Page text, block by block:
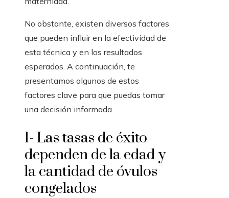
No obstante, existen diversos factores
que pueden influir en la efectividad de
esta técnica y en los resultados
esperados. A continuación, te
presentamos algunos de estos
factores clave para que puedas tomar
una decisión informada.
1- Las tasas de éxito
dependen de la edad y
la cantidad de óvulos
congelados